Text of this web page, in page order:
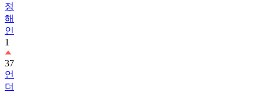
정
해
인
1
37
언
더